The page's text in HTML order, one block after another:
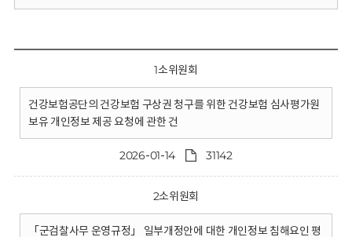
1소위원회
건강보험공단의 건강보험 구상권 청구를 위한 건강보험 심사평가원
보유 개인정보 제공 요청에 관한 건
2026-01-14 31142
2소위원회
「군검찰사무 운영규정」 일부개정안에 대한 개인정보 침해요인 평